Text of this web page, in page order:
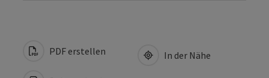
PDF erstellen In der Nähe